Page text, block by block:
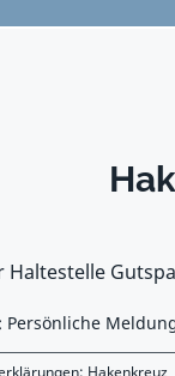
Haltestelle
Persönliche
Hakenkreuz